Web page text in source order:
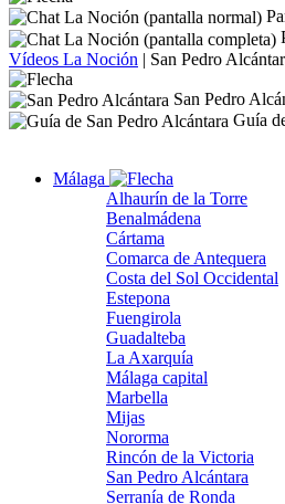
Vídeos La Noción | San Pedro
San Pedro
Guía
Málaga
Alhaurín de la Torre
Benalmádena
Cártama
Comarca de Antequera
Costa del Sol Occidental
Estepona
Fuengirola
Guadalteba
La Axarquía
Málaga capital
Marbella
Mijas
Nororma
Rincón de la Victoria
San Pedro Alcántara
Serranía de Ronda